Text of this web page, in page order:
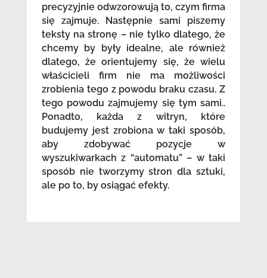
precyzyjnie odwzorowują to, czym firma
się zajmuje. Następnie sami piszemy
teksty na stronę – nie tylko dlatego, że
chcemy by były idealne, ale również
dlatego, że orientujemy się, że wielu
właścicieli firm nie ma możliwości
zrobienia tego z powodu braku czasu. Z
tego powodu zajmujemy się tym sami..
Ponadto, każda z witryn, które
budujemy jest zrobiona w taki sposób,
aby zdobywać pozycje w
wyszukiwarkach z “automatu” – w taki
sposób nie tworzymy stron dla sztuki,
ale po to, by osiągać efekty.